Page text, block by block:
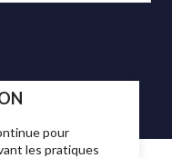
pour
les pratiques